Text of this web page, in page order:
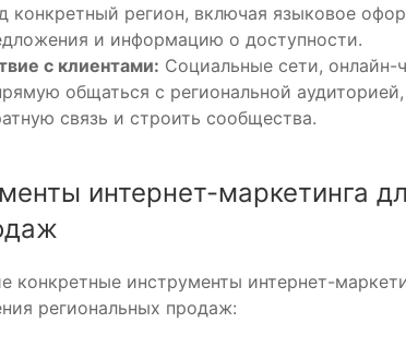
конкретный регион, включая языковое
и информацию о доступности.
с клиентами: Социальные сети, онлайн-
общаться с региональной аудиторией,
связь и строить сообщества.
интернет-маркетинга
конкретные инструменты интернет-
региональных продаж: